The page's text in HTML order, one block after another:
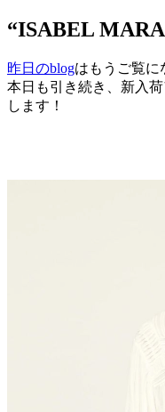
“ISABEL
昨日のblogはもうご覧に
本日も引き続き、新入
します！